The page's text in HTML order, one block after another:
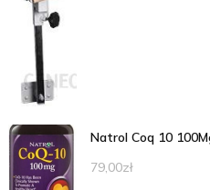
Natrol Coq 10
79,00zł